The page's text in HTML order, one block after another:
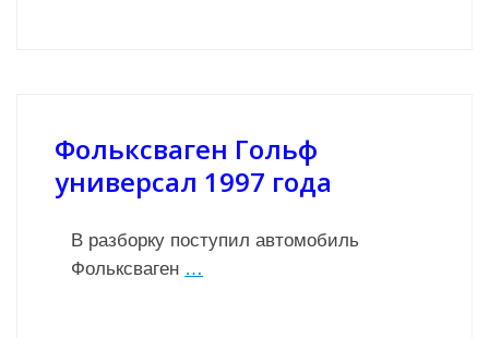
Фольксваген Гольф
универсал 1997 года
В разборку поступил автомобиль
Фольксваген …